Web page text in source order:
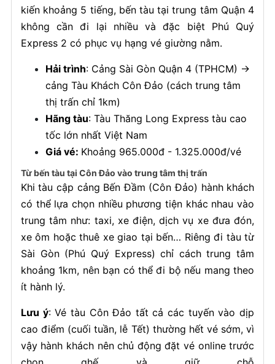
kiến khoảng 5 tiếng, bến tàu tại trung tâm Quận 4
không cần đi lại nhiều và đặc biệt Phú Quý
Express 2 có phục vụ hạng vé giường nằm.
Hải trình: Cảng Sài Gòn Quận 4 (TPHCM) →
cảng Tàu Khách Côn Đảo (cách trung tâm
thị trấn chỉ 1km)
Hãng tàu: Tàu Thăng Long Express tàu cao
tốc lớn nhất Việt Nam
Giá vé: Khoảng 965.000đ - 1.325.000đ/vé
Từ bến tàu tại Côn Đảo vào trung tâm thị trấn
Khi tàu cập cảng Bến Đầm (Côn Đảo) hành khách
có thể lựa chọn nhiều phương tiện khác nhau vào
trung tâm như: taxi, xe điện, dịch vụ xe đưa đón,
xe ôm hoặc thuê xe giao tại bến… Riêng đi tàu từ
Sài Gòn (Phú Quý Express) chỉ cách trung tâm
khoảng 1km, nên bạn có thể đi bộ nếu mang theo
ít hành lý.
Lưu ý: Vé tàu Côn Đảo tất cả các tuyến vào dịp
cao điểm (cuối tuần, lễ Tết) thường hết vé sớm, vì
vậy hành khách nên chủ động đặt vé online trước